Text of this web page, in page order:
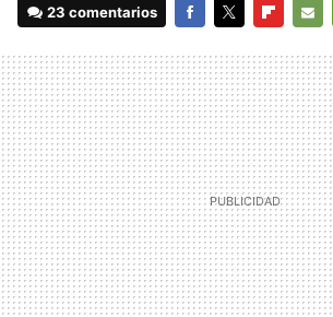
23 comentarios
MAIL